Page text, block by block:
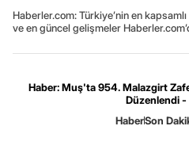
Haberler.com: Türkiye’nin en
ve en güncel gelişmeler
Haber: Muş'ta 954. Malazgirt
Düzenlendi -
HaberSon